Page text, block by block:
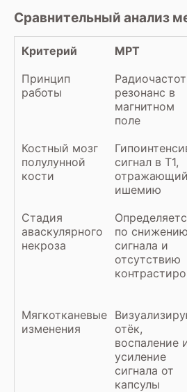
Сравнительный анализ
Критерий МРТ
Принцип
работы
резонанс в
магнитном
поле
Костный мозг
полулунной
кости
сигнал в Т1,
отражающий
ишемию
Стадия
аваскулярного
некроза
по снижению
сигнала и
отсутствию
Мягкотканевые
изменения
отёк,
воспаление
усиление
сигнала от
капсулы